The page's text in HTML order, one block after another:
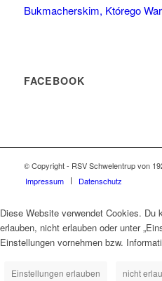
Bukmacherskim, Którego
FACEBOOK
© Copyright - RSV Schwelentrup von
Impressum
Datenschutz
Diese Website verwendet Cookies. Du
erlauben, nicht erlauben oder unter
Einstellungen vornehmen bzw.
Einstellungen erlauben nicht